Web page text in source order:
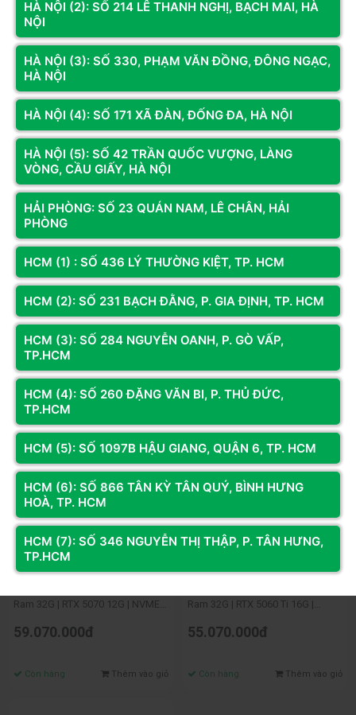
Còn hàng
Mã SP: GA9x3D2.508
PC GAMING Ryzen 9 9950X3D2 |
Ram 32G | RTX 5080 16G | NVME
512G
88.930.000đ
Còn hàng Thêm vào giỏ
Mã SP: GA9x3D.508
PC GAMING Ryzen 9 9950X3D |
Ram 32G | RTX 5080 16G | NVME
500G
76.830.000đ
Còn hàng
Ram 32G | RTX 5070 12G | NVME
59.070.000đ
Còn hàng Thêm vào giỏ
Ram 32G | RTX 5060 Ti 16G |
55.070.000đ
Còn hàng Thêm vào giỏ
HÀ NỘI (2): SỐ 214 LÊ THANH NGHỊ, BẠCH MAI, HÀ
NỘI
HÀ NỘI (3): SỐ 330, PHẠM VĂN ĐỒNG, ĐÔNG NGẠC,
HÀ NỘI
HÀ NỘI (4): SỐ 171 XÃ ĐÀN, ĐỐNG ĐA, HÀ NỘI
HÀ NỘI (5): SỐ 42 TRẦN QUỐC VƯỢNG, LÀNG
VÒNG, CẦU GIẤY, HÀ NỘI
HẢI PHÒNG: SỐ 23 QUÁN NAM, LÊ CHÂN, HẢI
PHÒNG
HCM (1) : SỐ 436 LÝ THƯỜNG KIỆT, TP. HCM
HCM (2): SỐ 231 BẠCH ĐẰNG, P. GIA ĐỊNH, TP. HCM
HCM (3): SỐ 284 NGUYỄN OANH, P. GÒ VẤP,
TP.HCM
HCM (4): SỐ 260 ĐẶNG VĂN BI, P. THỦ ĐỨC,
TP.HCM
HCM (5): SỐ 1097B HẬU GIANG, QUẬN 6, TP. HCM
HCM (6): SỐ 866 TÂN KỲ TÂN QUÝ, BÌNH HƯNG
HOÀ, TP. HCM
HCM (7): SỐ 346 NGUYỄN THỊ THẬP, P. TÂN HƯNG,
TP.HCM